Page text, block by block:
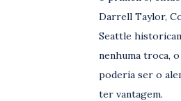
Darrell Taylor,
Seattle
nenhuma troca,
poderia ser o
ter vantagem.